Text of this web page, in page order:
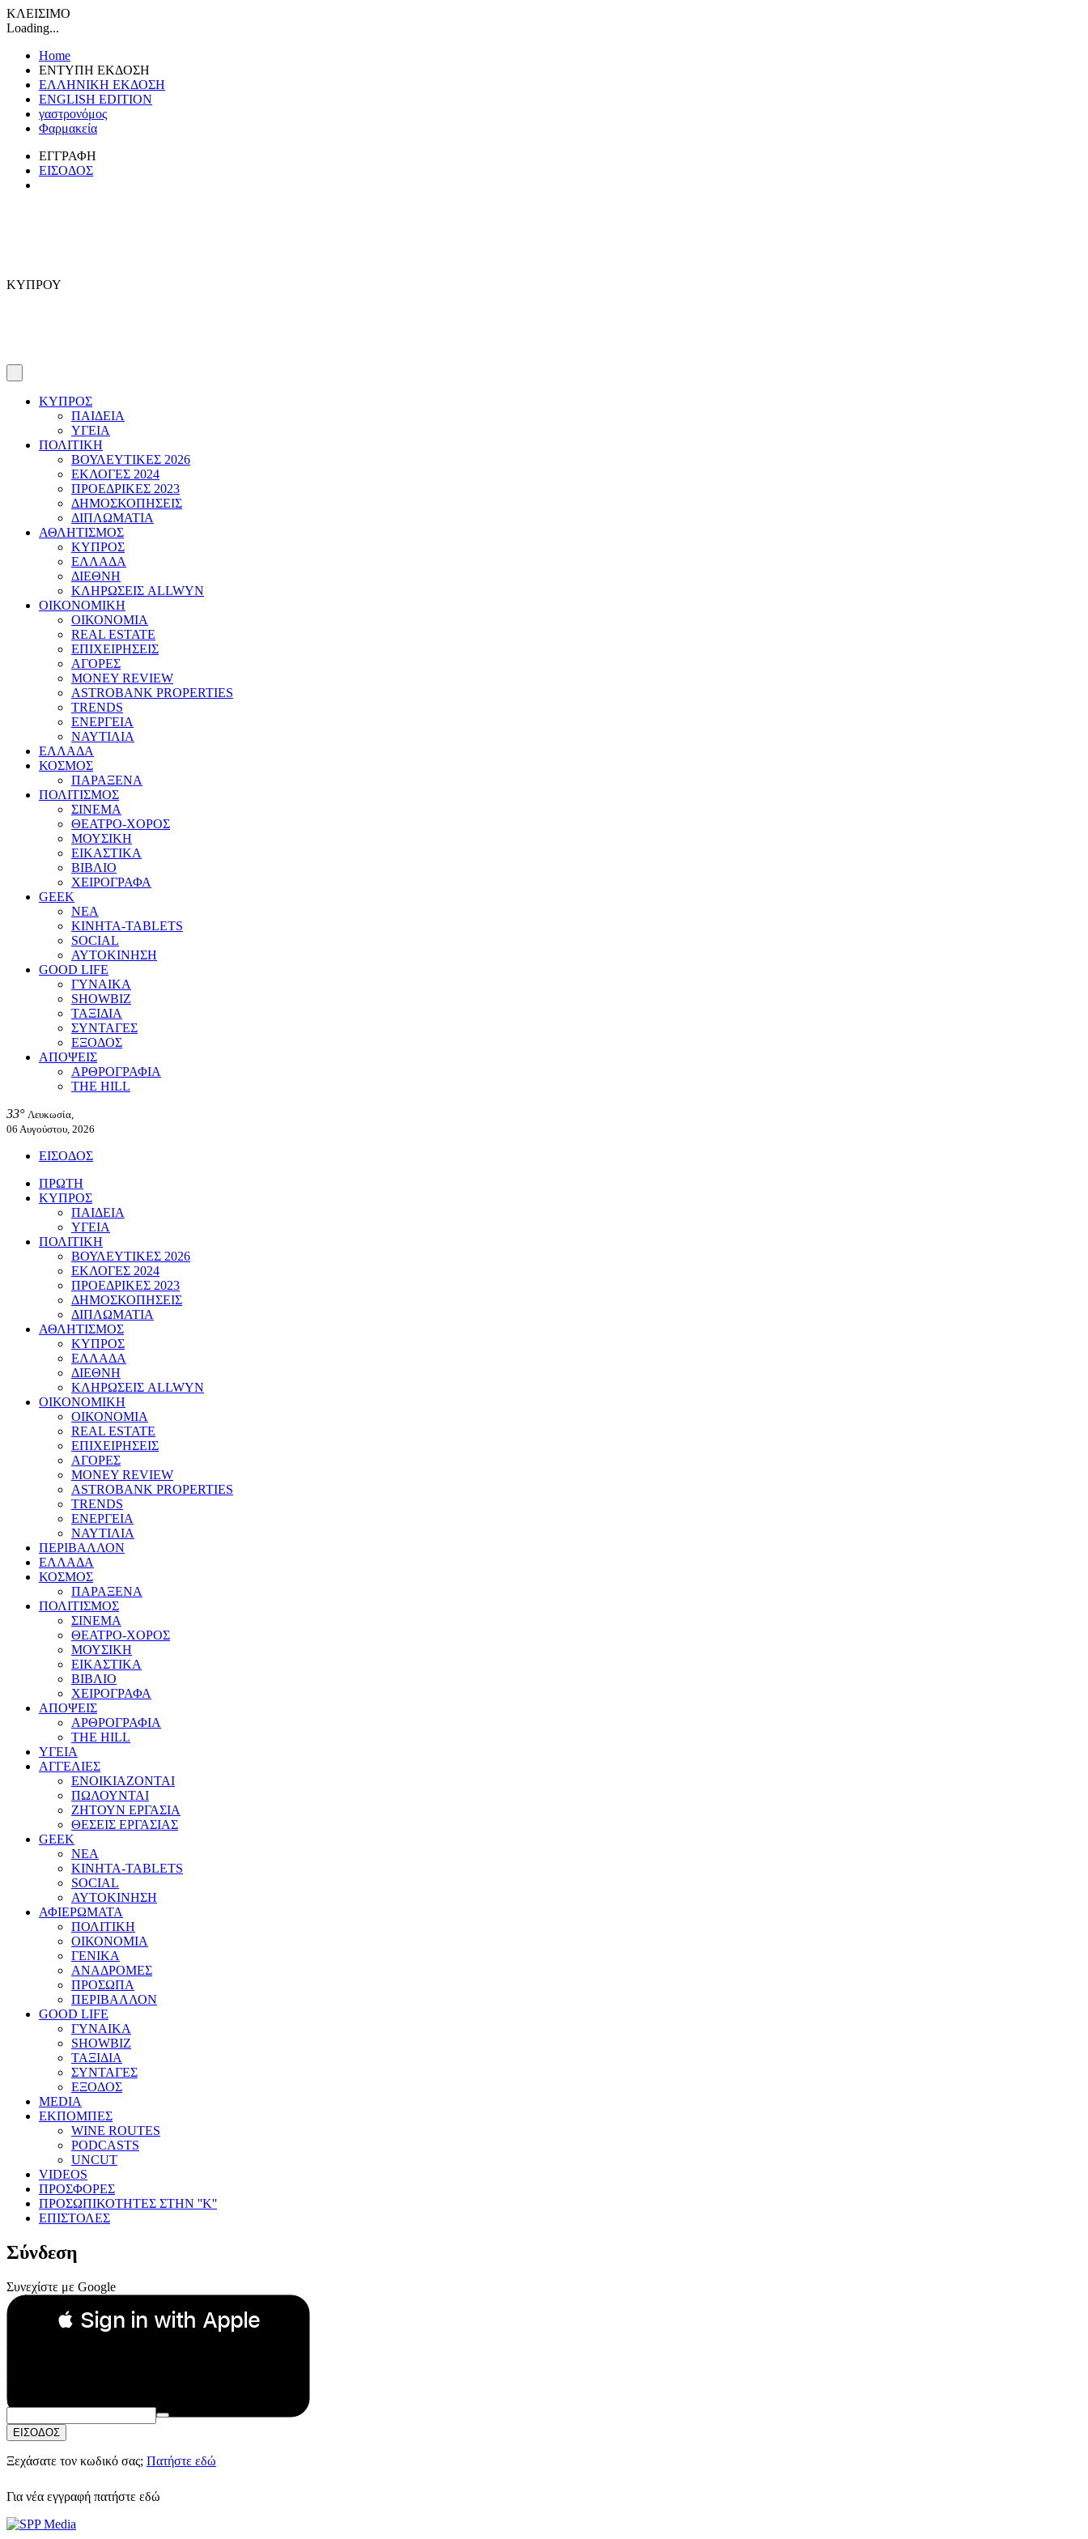
ΚΛΕΙΣΙΜΟ
Loading...
Home
ΕΝΤΥΠΗ ΕΚΔΟΣΗ
ΕΛΛΗΝΙΚΗ ΕΚΔΟΣΗ
ENGLISH EDITION
γαστρονόμος
Φαρμακεία
ΕΓΓΡΑΦΗ
ΕΙΣΟΔΟΣ
ΚΥΠΡΟΥ
ΚΥΠΡΟΣ
ΠΑΙΔΕΙΑ
ΥΓΕΙΑ
ΠΟΛΙΤΙΚΗ
ΒΟΥΛΕΥΤΙΚΕΣ 2026
ΕΚΛΟΓΕΣ 2024
ΠΡΟΕΔΡΙΚΕΣ 2023
ΔΗΜΟΣΚΟΠΗΣΕΙΣ
ΔΙΠΛΩΜΑΤΙΑ
ΑΘΛΗΤΙΣΜΟΣ
ΚΥΠΡΟΣ
ΕΛΛΑΔΑ
ΔΙΕΘΝΗ
ΚΛΗΡΩΣΕΙΣ ALLWYN
ΟΙΚΟΝΟΜΙΚΗ
ΟΙΚΟΝΟΜΙΑ
REAL ESTATE
ΕΠΙΧΕΙΡΗΣΕΙΣ
ΑΓΟΡΕΣ
MONEY REVIEW
ASTROBANK PROPERTIES
TRENDS
ΕΝΕΡΓΕΙΑ
ΝΑΥΤΙΛΙΑ
ΕΛΛΑΔΑ
ΚΟΣΜΟΣ
ΠΑΡΑΞΕΝΑ
ΠΟΛΙΤΙΣΜΟΣ
ΣΙΝΕΜΑ
ΘΕΑΤΡΟ-ΧΟΡΟΣ
ΜΟΥΣΙΚΗ
ΕΙΚΑΣΤΙΚΑ
ΒΙΒΛΙΟ
ΧΕΙΡΟΓΡΑΦΑ
GEEK
ΝΕΑ
ΚΙΝΗΤΑ-TABLETS
SOCIAL
ΑΥΤΟΚΙΝΗΣΗ
GOOD LIFE
ΓΥΝΑΙΚΑ
SHOWBIZ
ΤΑΞΙΔΙΑ
ΣΥΝΤΑΓΕΣ
ΕΞΟΔΟΣ
ΑΠΟΨΕΙΣ
ΑΡΘΡΟΓΡΑΦΙΑ
THE HILL
33° Λευκωσία,
06 Αυγούστου, 2026
ΕΙΣΟΔΟΣ
ΠΡΩΤΗ
ΚΥΠΡΟΣ
ΠΑΙΔΕΙΑ
ΥΓΕΙΑ
ΠΟΛΙΤΙΚΗ
ΒΟΥΛΕΥΤΙΚΕΣ 2026
ΕΚΛΟΓΕΣ 2024
ΠΡΟΕΔΡΙΚΕΣ 2023
ΔΗΜΟΣΚΟΠΗΣΕΙΣ
ΔΙΠΛΩΜΑΤΙΑ
ΑΘΛΗΤΙΣΜΟΣ
ΚΥΠΡΟΣ
ΕΛΛΑΔΑ
ΔΙΕΘΝΗ
ΚΛΗΡΩΣΕΙΣ ALLWYN
ΟΙΚΟΝΟΜΙΚΗ
ΟΙΚΟΝΟΜΙΑ
REAL ESTATE
ΕΠΙΧΕΙΡΗΣΕΙΣ
ΑΓΟΡΕΣ
MONEY REVIEW
ASTROBANK PROPERTIES
TRENDS
ΕΝΕΡΓΕΙΑ
ΝΑΥΤΙΛΙΑ
ΠΕΡΙΒΑΛΛΟΝ
ΕΛΛΑΔΑ
ΚΟΣΜΟΣ
ΠΑΡΑΞΕΝΑ
ΠΟΛΙΤΙΣΜΟΣ
ΣΙΝΕΜΑ
ΘΕΑΤΡΟ-ΧΟΡΟΣ
ΜΟΥΣΙΚΗ
ΕΙΚΑΣΤΙΚΑ
ΒΙΒΛΙΟ
ΧΕΙΡΟΓΡΑΦΑ
ΑΠΟΨΕΙΣ
ΑΡΘΡΟΓΡΑΦΙΑ
THE HILL
ΥΓΕΙΑ
ΑΓΓΕΛΙΕΣ
ΕΝΟΙΚΙΑΖΟΝΤΑΙ
ΠΩΛΟΥΝΤΑΙ
ΖΗΤΟΥΝ ΕΡΓΑΣΙΑ
ΘΕΣΕΙΣ ΕΡΓΑΣΙΑΣ
GEEK
ΝΕΑ
ΚΙΝΗΤΑ-TABLETS
SOCIAL
ΑΥΤΟΚΙΝΗΣΗ
ΑΦΙΕΡΩΜΑΤΑ
ΠΟΛΙΤΙΚΗ
ΟΙΚΟΝΟΜΙΑ
ΓΕΝΙΚΑ
ΑΝΑΔΡΟΜΕΣ
ΠΡΟΣΩΠΑ
ΠΕΡΙΒΑΛΛΟΝ
GOOD LIFE
ΓΥΝΑΙΚΑ
SHOWBIZ
ΤΑΞΙΔΙΑ
ΣΥΝΤΑΓΕΣ
ΕΞΟΔΟΣ
MEDIA
ΕΚΠΟΜΠΕΣ
WINE ROUTES
PODCASTS
UNCUT
VIDEOS
ΠΡΟΣΦΟΡΕΣ
ΠΡΟΣΩΠΙΚΟΤΗΤΕΣ ΣΤΗΝ ''Κ''
ΕΠΙΣΤΟΛΕΣ
Σύνδεση
Συνεχίστε με Google
 Sign in with Apple
Συνεχίστε με Apple
ή
Email:
Κωδικός Πρόσβασης:
ΕΙΣΟΔΟΣ
Ξεχάσατε τον κωδικό σας; Πατήστε εδώ
Για νέα εγγραφή πατήστε εδώ